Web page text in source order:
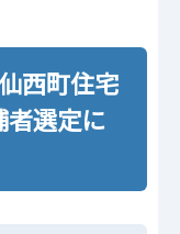
西町住宅
選定に